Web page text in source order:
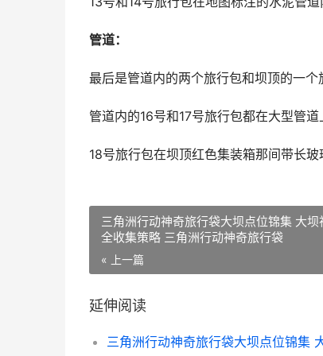
管道：
最后是管道内的两个旅行包和坝顶的一个
管道内的16号和17号旅行包都在大型管
18号旅行包在坝顶红色集装箱那间带长玻
三角洲行动神奇旅行袋大坝点位锦集 大坝神奇旅行袋
全收集策略 三角洲行动神奇旅行袋
« 上一篇
延伸阅读